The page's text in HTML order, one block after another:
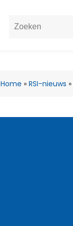
Search
Home » RSI-nieuws »